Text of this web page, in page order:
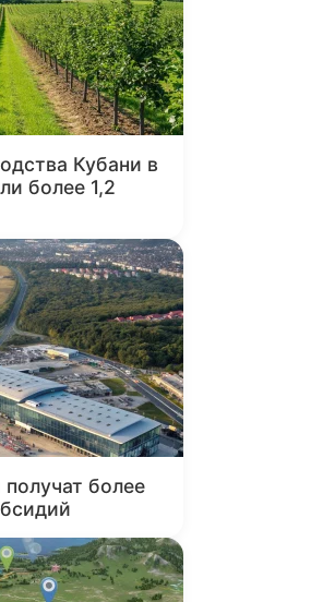
Кубани в
более 1,2
более